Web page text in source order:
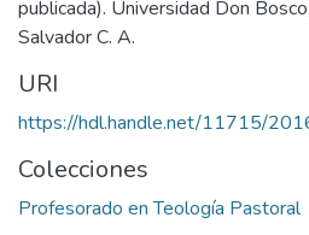
publicada). Universidad Don
Salvador C. A.
URI
https://hdl.handle.net/11715/
Colecciones
Profesorado en Teología Pastoral